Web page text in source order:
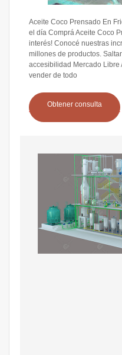
Aceite Coco Prensado En
el día Comprá Aceite Coco
interés! Conocé nuestras
millones de productos.
accesibilidad Mercado Libre
vender de todo
Obtener consulta